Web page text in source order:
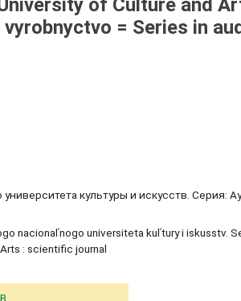
of Culture and
= Series in
культуры и искусств. Серия:
nacionalʹnogo universiteta kulʹtury i iskusstv.
: scientific journal